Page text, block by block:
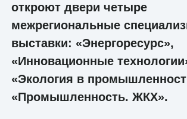
откроют двери четыре
межрегиональные
выставки: «Энергоресурс»,
«Инновационные
«Экология в
«Промышленность. ЖКХ».